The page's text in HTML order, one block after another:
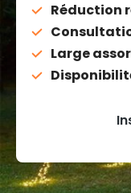
Réduction
Large